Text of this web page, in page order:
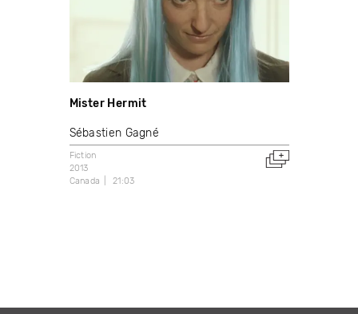
Mister Hermit
Sébastien Gagné
Fiction
2013
Canada
21:03